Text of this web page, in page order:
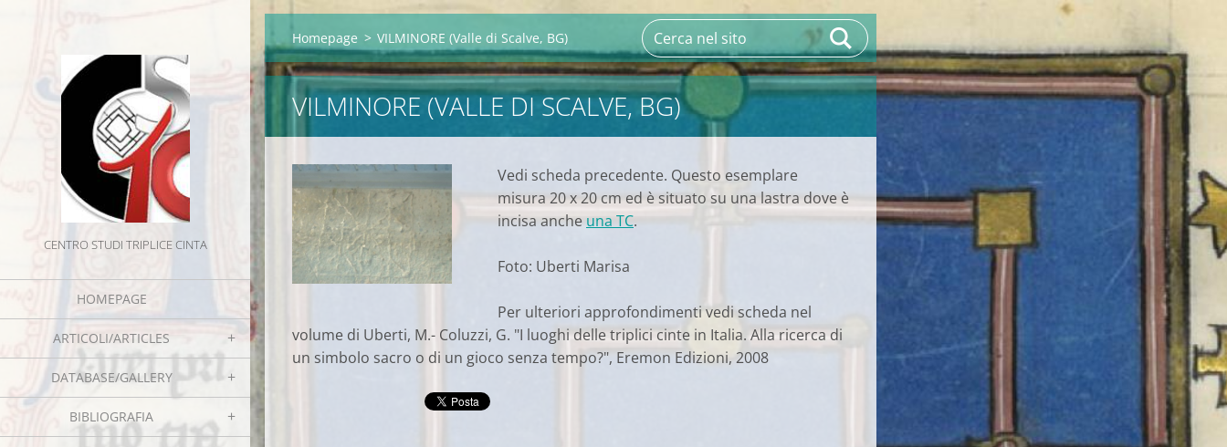
CENTRO STUDI TRIPLICE CINTA
HOMEPAGE
ARTICOLI/ARTICLES
DATABASE/GALLERY
BIBLIOGRAFIA
Homepage > VILMINORE (Valle di Scalve, BG)
VILMINORE (VALLE DI SCALVE, BG)
Vedi scheda precedente. Questo esemplare
misura 20 x 20 cm ed è situato su una lastra dove è
incisa anche una TC.
Foto: Uberti Marisa
Per ulteriori approfondimenti vedi scheda nel
volume di Uberti, M.- Coluzzi, G. "I luoghi delle triplici cinte in Italia. Alla ricerca di
un simbolo sacro o di un gioco senza tempo?", Eremon Edizioni, 2008